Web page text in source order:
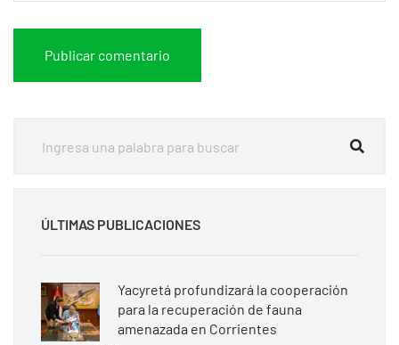
ÚLTIMAS PUBLICACIONES
Yacyretá profundizará la cooperación
para la recuperación de fauna
amenazada en Corrientes